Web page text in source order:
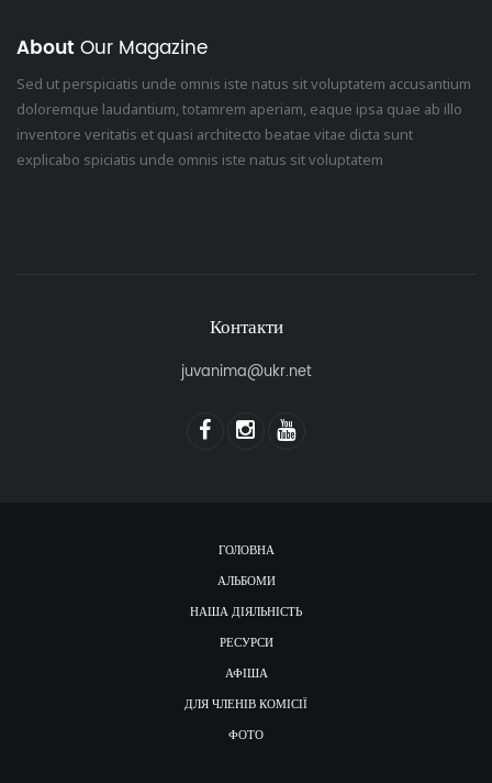
About Our Magazine
Sed ut perspiciatis unde omnis iste natus sit voluptatem accusantium
doloremque laudantium, totamrem aperiam, eaque ipsa quae ab illo
inventore veritatis et quasi architecto beatae vitae dicta sunt
explicabo spiciatis unde omnis iste natus sit voluptatem
Контакти
juvanima@ukr.net
ГОЛОВНА
АЛЬБОМИ
НАША ДІЯЛЬНІСТЬ
РЕСУРСИ
АФІША
ДЛЯ ЧЛЕНІВ КОМІСІЇ
ФОТО